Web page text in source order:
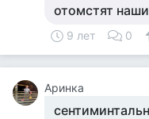
отомстят
9 лет 0
Аринка